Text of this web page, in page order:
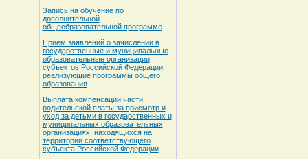
Запись на обучение по
дополнительной
общеобразовательной программе
Прием заявлений о зачислении в
государственные и муниципальные
образовательные организации
субъектов Российской Федерации,
реализующие программы общего
образования
Выплата компенсации части
родительской платы за присмотр и
уход за детьми в государственных и
муниципальных образовательных
организациях, находящихся на
территории соответствующего
субъекта Российской Федерации